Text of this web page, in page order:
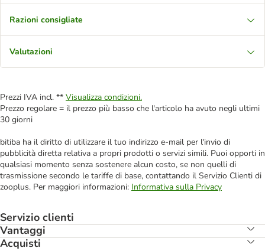
Razioni consigliate
Valutazioni
Prezzi IVA incl. ** Visualizza condizioni.
Prezzo regolare = il prezzo più basso che l'articolo ha avuto negli ultimi
30 giorni
bitiba ha il diritto di utilizzare il tuo indirizzo e-mail per l'invio di
pubblicità diretta relativa a propri prodotti o servizi simili. Puoi opporti in
qualsiasi momento senza sostenere alcun costo, se non quelli di
trasmissione secondo le tariffe di base, contattando il Servizio Clienti di
zooplus. Per maggiori informazioni: Informativa sulla Privacy
Servizio clienti
Vantaggi
Acquisti